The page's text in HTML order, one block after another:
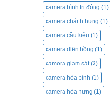
camera bình trị đông (1)
camera chánh hưng (1)
camera cầu kiệu (1)
camera diên hồng (1)
camera giam sát (3)
camera hòa bình (1)
camera hòa hưng (1)